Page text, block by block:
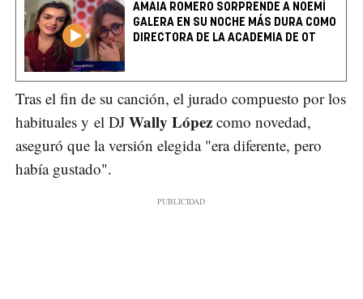
AMAIA ROMERO SORPRENDE A NOEMÍ
GALERA EN SU NOCHE MÁS DURA COMO
DIRECTORA DE LA ACADEMIA DE OT
Tras el fin de su canción, el jurado compuesto por los
habituales y el DJ Wally López como novedad,
aseguró que la versión elegida "era diferente, pero
había gustado".